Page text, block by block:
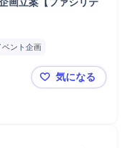
ベント企画
クトマネジメント 楽天 福利
気になる